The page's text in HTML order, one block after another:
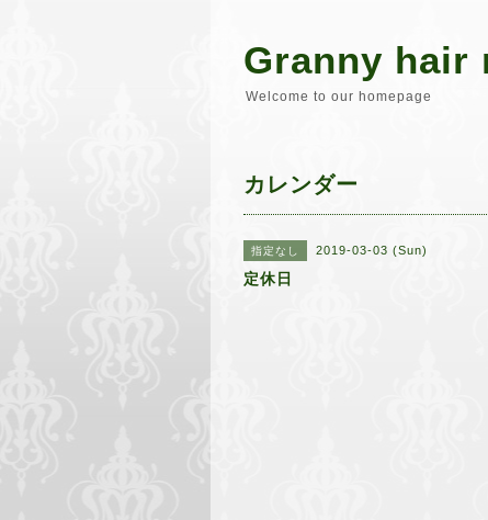
Granny hair
Welcome to our homepage
カレンダー
指定なし 2019-03-03 (Sun)
定休日